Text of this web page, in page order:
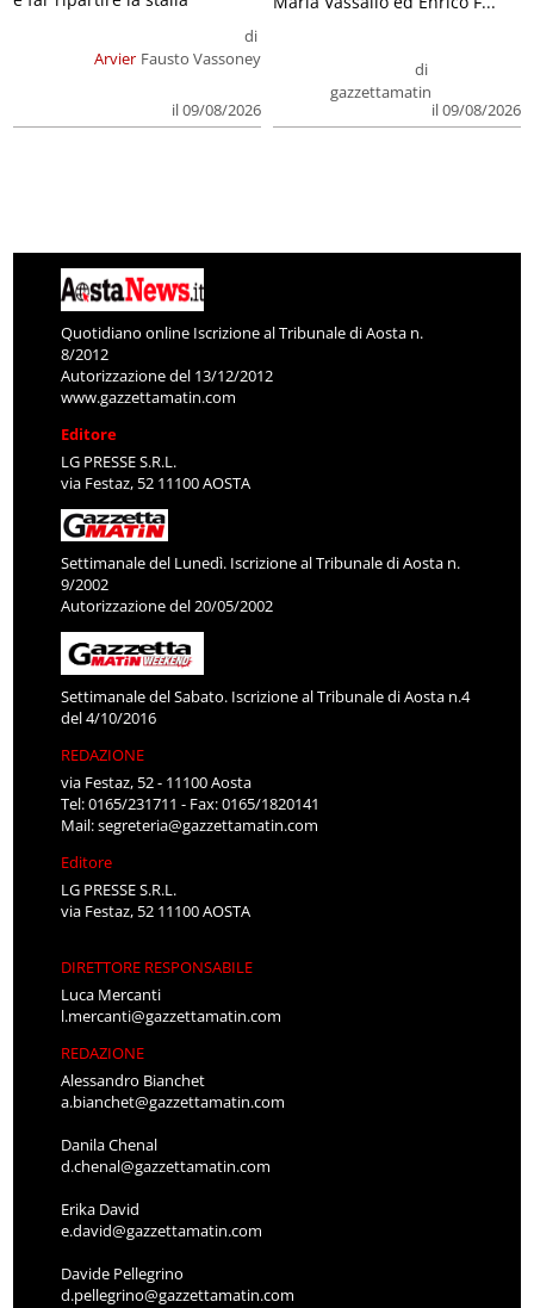
Arvier
di
Fausto Vassoney
il 09/08/2026
di
gazzettamatin
il 09/08/2026
Quotidiano online Iscrizione al Tribunale di Aosta n.
8/2012
Autorizzazione del 13/12/2012
www.gazzettamatin.com
Editore
LG PRESSE S.R.L.
via Festaz, 52 11100 AOSTA
Settimanale del Lunedì. Iscrizione al Tribunale di Aosta n.
9/2002
Autorizzazione del 20/05/2002
Settimanale del Sabato. Iscrizione al Tribunale di Aosta n.4
del 4/10/2016
REDAZIONE
via Festaz, 52 - 11100 Aosta
Tel: 0165/231711 - Fax: 0165/1820141
Mail:segreteria@gazzettamatin.com
Editore
LG PRESSE S.R.L.
via Festaz, 52 11100 AOSTA
DIRETTORE RESPONSABILE
Luca Mercanti
l.mercanti@gazzettamatin.com
REDAZIONE
Alessandro Bianchet
a.bianchet@gazzettamatin.com
Danila Chenal
d.chenal@gazzettamatin.com
Erika David
e.david@gazzettamatin.com
Davide Pellegrino
d.pellegrino@gazzettamatin.com